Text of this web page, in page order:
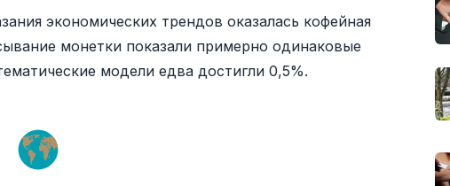
экономических трендов оказалась кофейная
монетки показали примерно одинаковые
модели едва достигли 0,5%.